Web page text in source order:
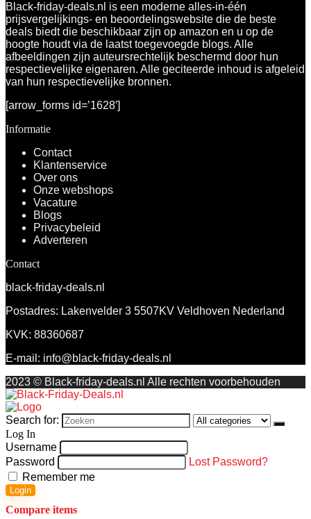
Black-friday-deals.nl is een moderne alles-in-één
prijsvergelijkings- en beoordelingswebsite die de beste
deals biedt die beschikbaar zijn op amazon en u op de
hoogte houdt via de laatst toegevoegde blogs. Alle
afbeeldingen zijn auteursrechtelijk beschermd door hun
respectievelijke eigenaren. Alle geciteerde inhoud is afgeleid
van hun respectievelijke bronnen.
[arrow_forms id=’1628′]
Informatie
Contact
Klantenservice
Over ons
Onze webshops
Vacature
Blogs
Privacybeleid
Adverteren
Contact
black-friday-deals.nl
Postadres: Lakenvelder 3 5507KV Veldhoven Nederland
KVK: 88360687
E-mail: info@black-friday-deals.nl
2023 © Black-friday-deals.nl Alle rechten voorbehouden
Search for:
Log In
Username
Password
Lost Password?
Remember me
Login
Compare items